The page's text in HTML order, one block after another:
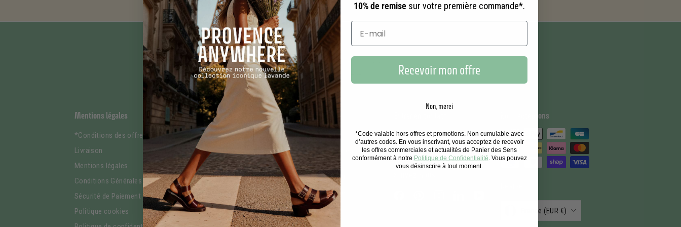
Mentions légales
*Conditions des offres
Livraison
Mentions légales
Conditions Générales de Vente
Sécurité de Paiement
Politique cookies
Qui sommes-nous ?
La marque
Nos engagements
Responsabilité
Le Journal Panier des Sens
Le guide du savon de Marseille
liquide
Le guide de l'eau de toilette
Nos services
Nos boutiques
Événements & Cadeaux
d'entreprises
Devenez Revendeur
Devenez Franchisé
Nous rejoindre
+33 4 91 35 75 09
Envoyez-nous un email
Nous acceptons
France (EUR €)
10% de remise sur votre première commande*.
Recevoir mon offre
Non, merci
*Code valable hors offres et promotions. Non cumulable avec
d’autres codes. En vous inscrivant, vous acceptez de recevoir
les offres commerciales et actualités de Panier des Sens
conformément à notre Politique de Confidentialité. Vous pouvez
vous désinscrire à tout moment.